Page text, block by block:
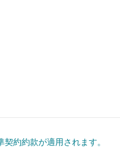
約約款が適用されます。